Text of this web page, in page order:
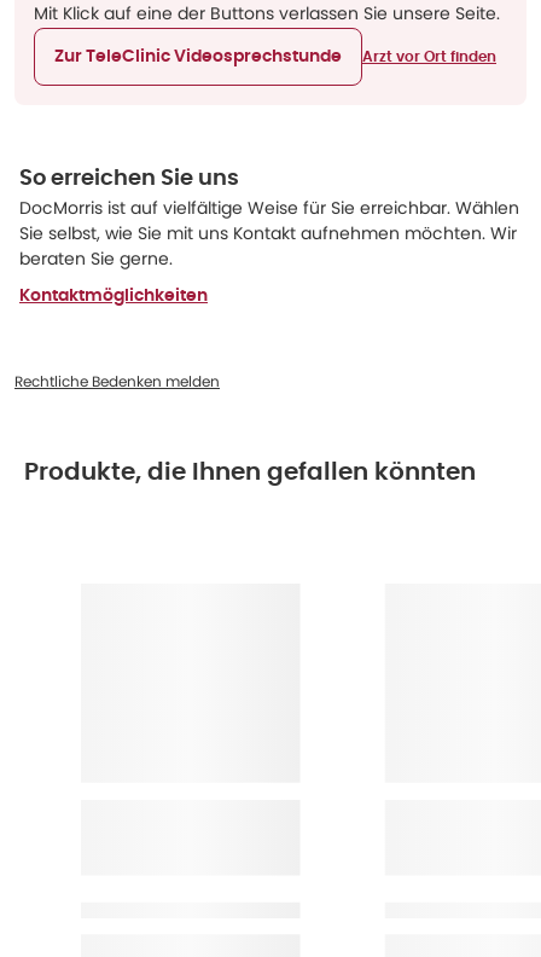
Mit Klick auf eine der Buttons verlassen Sie unsere Seite.
Zur TeleClinic Videosprechstunde Arzt vor Ort finden
So erreichen Sie uns
DocMorris ist auf vielfältige Weise für Sie erreichbar. Wählen
Sie selbst, wie Sie mit uns Kontakt aufnehmen möchten. Wir
beraten Sie gerne.
Kontaktmöglichkeiten
Rechtliche Bedenken melden
Produkte, die Ihnen gefallen könnten